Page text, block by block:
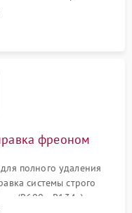
дверных петель.
фреоном
полного удаления
системы строго
(R600a, R134a) по